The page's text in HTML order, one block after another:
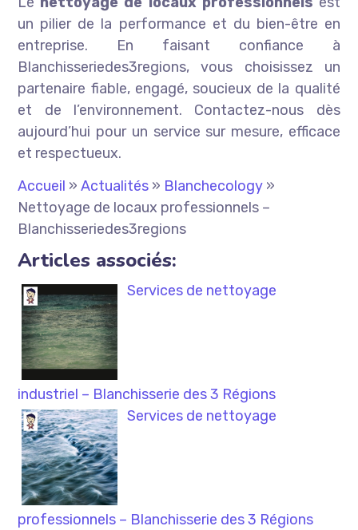
un pilier de la performance et du bien-être en
entreprise. En faisant confiance à
Blanchisseriedes3regions, vous choisissez un
partenaire fiable, engagé, soucieux de la qualité
et de l’environnement. Contactez-nous dès
aujourd’hui pour un service sur mesure, efficace
et respectueux.
Accueil »Actualités » Blanchecology »
Nettoyage de locaux professionnels –
Blanchisseriedes3regions
Articles associés:
Services de nettoyage
industriel – Blanchisserie des 3 Régions
Services de nettoyage
professionnels – Blanchisserie des 3 Régions